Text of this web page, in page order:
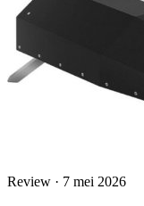
Review · 7 mei 2026